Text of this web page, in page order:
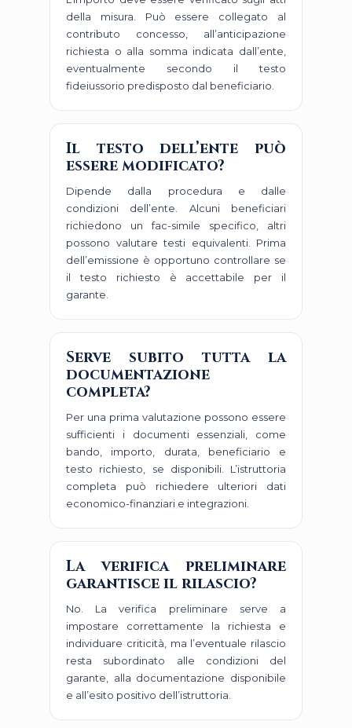
della misura. Può essere collegato al
contributo concesso, all’anticipazione
richiesta o alla somma indicata dall’ente,
eventualmente secondo il testo
fideiussorio predisposto dal beneficiario.
Il testo dell’ente può
essere modificato?
Dipende dalla procedura e dalle
condizioni dell’ente. Alcuni beneficiari
richiedono un fac-simile specifico, altri
possono valutare testi equivalenti. Prima
dell’emissione è opportuno controllare se
il testo richiesto è accettabile per il
garante.
Serve subito tutta la
documentazione
completa?
Per una prima valutazione possono essere
sufficienti i documenti essenziali, come
bando, importo, durata, beneficiario e
testo richiesto, se disponibili. L’istruttoria
completa può richiedere ulteriori dati
economico-finanziari e integrazioni.
La verifica preliminare
garantisce il rilascio?
No. La verifica preliminare serve a
impostare correttamente la richiesta e
individuare criticità, ma l’eventuale rilascio
resta subordinato alle condizioni del
garante, alla documentazione disponibile
e all’esito positivo dell’istruttoria.